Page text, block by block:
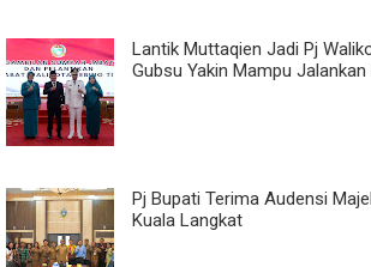
Lantik Muttaqien Jadi Pj
Gubsu Yakin Mampu
Pj Bupati Terima Audensi
Kuala Langkat